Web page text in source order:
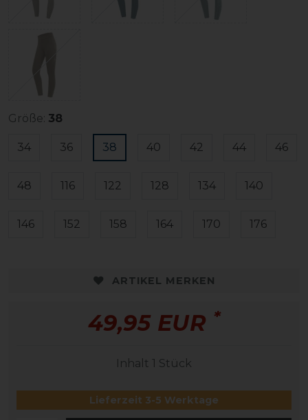
Größe: 38
34 36 38 40 42 44 46
48 116 122 128 134 140
146 152 158 164 170 176
ARTIKEL MERKEN
49,95 EUR *
Inhalt 1 Stück
Lieferzeit 3-5 Werktage